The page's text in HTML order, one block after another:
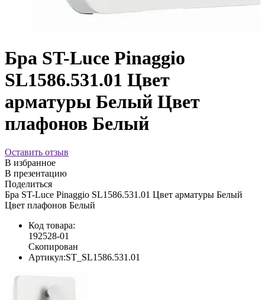
Бра ST-Luce Pinaggio
SL1586.531.01 Цвет
арматуры Белый Цвет
плафонов Белый
Оставить отзыв
В избранное
В презентацию
Поделиться
Бра ST-Luce Pinaggio SL1586.531.01 Цвет арматуры Белый
Цвет плафонов Белый
Код товара:
192528-01
Скопирован
Артикул:ST_SL1586.531.01